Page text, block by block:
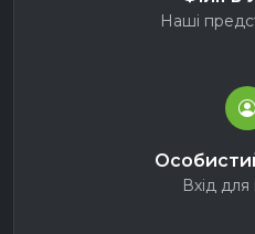
Наші
Вхід для